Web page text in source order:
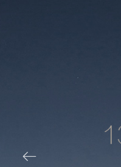
ꂃ